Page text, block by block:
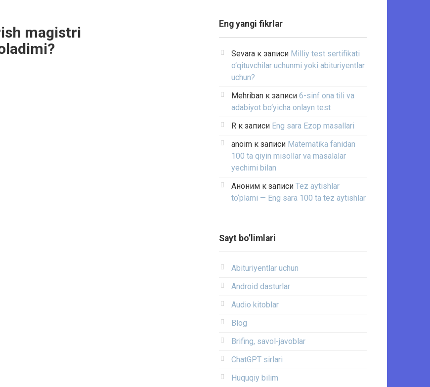
magistri
Eng yangi fikrlar
Sevara к записи Milliy test sertifikati
o‘qituvchilar uchunmi yoki abituriyentlar
uchun?
Mehriban к записи 6-sinf ona tili va
adabiyot bo‘yicha onlayn test
R к записи Eng sara Ezop masallari
anoim к записи Matematika fanidan
100 ta qiyin misollar va masalalar
yechimi bilan
Аноним к записи Tez aytishlar
to‘plami — Eng sara 100 ta tez aytishlar
Sayt bo’limlari
Abituriyentlar uchun
Android dasturlar
Audio kitoblar
Blog
Brifing, savol-javoblar
ChatGPT sirlari
Huquqiy bilim